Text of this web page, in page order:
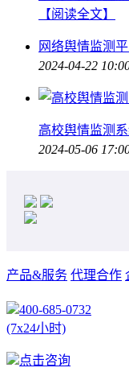
【阅读全文】
网络舆情监测
2024-04-22
高校舆情监测
2024-05-06
产品&服务 代理合作
400-685-0732
(7x24小时)
点击咨询